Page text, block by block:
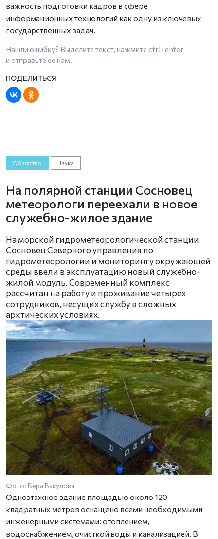
важность подготовки кадров в сфере
информационных технологий как одну из ключевых
государственных задач.
Нашли ошибку? Выделите текст, нажмите ctrl+enter
и отправьте ее нам.
Общество Наука
На полярной станции Сосновец
метеорологи переехали в новое
служебно-жилое здание
На морской гидрометеорологической станции
Сосновец Северного управления по
гидрометеорологии и мониторингу окружающей
среды ввели в эксплуатацию новый служебно-
жилой модуль. Современный комплекс
рассчитан на работу и проживание четырех
сотрудников, несущих службу в сложных
арктических условиях.
Фото: Вера Вакулова
Одноэтажное здание площадью около 120
квадратных метров оснащено всеми необходимыми
инженерными системами: отоплением,
водоснабжением, очисткой воды и канализацией. В